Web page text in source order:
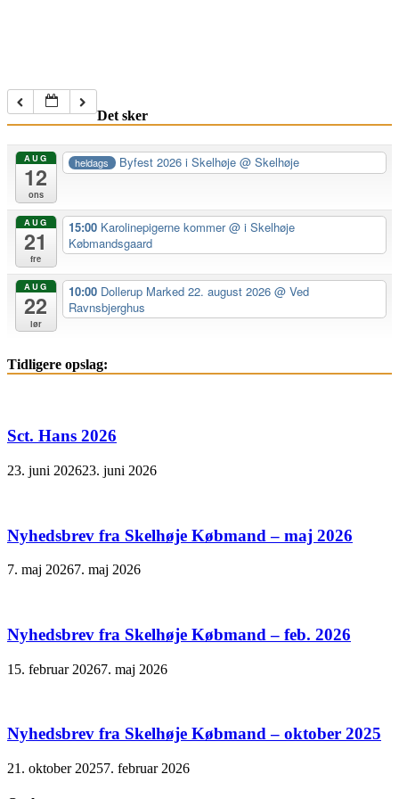
Det sker
AUG
12
ons
heldags Byfest 2026 i Skelhøje@ Skelhøje
AUG
21
fre
15:00 Karolinepigerne kommer@ i Skelhøje
Købmandsgaard
AUG
22
lør
10:00 Dollerup Marked 22. august 2026 @ Ved
Ravnsbjerghus
Tidligere opslag:
Sct. Hans 2026
23. juni 202623. juni 2026
Nyhedsbrev fra Skelhøje Købmand – maj 2026
7. maj 20267. maj 2026
Nyhedsbrev fra Skelhøje Købmand – feb. 2026
15. februar 20267. maj 2026
Nyhedsbrev fra Skelhøje Købmand – oktober 2025
21. oktober 20257. februar 2026